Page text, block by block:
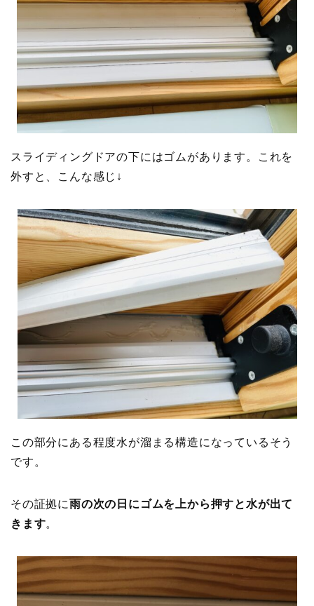
スライディングドアの下にはゴムがあります。これを
外すと、こんな感じ↓
この部分にある程度水が溜まる構造になっているそう
です。
その証拠に雨の次の日にゴムを上から押すと水が出て
きます。